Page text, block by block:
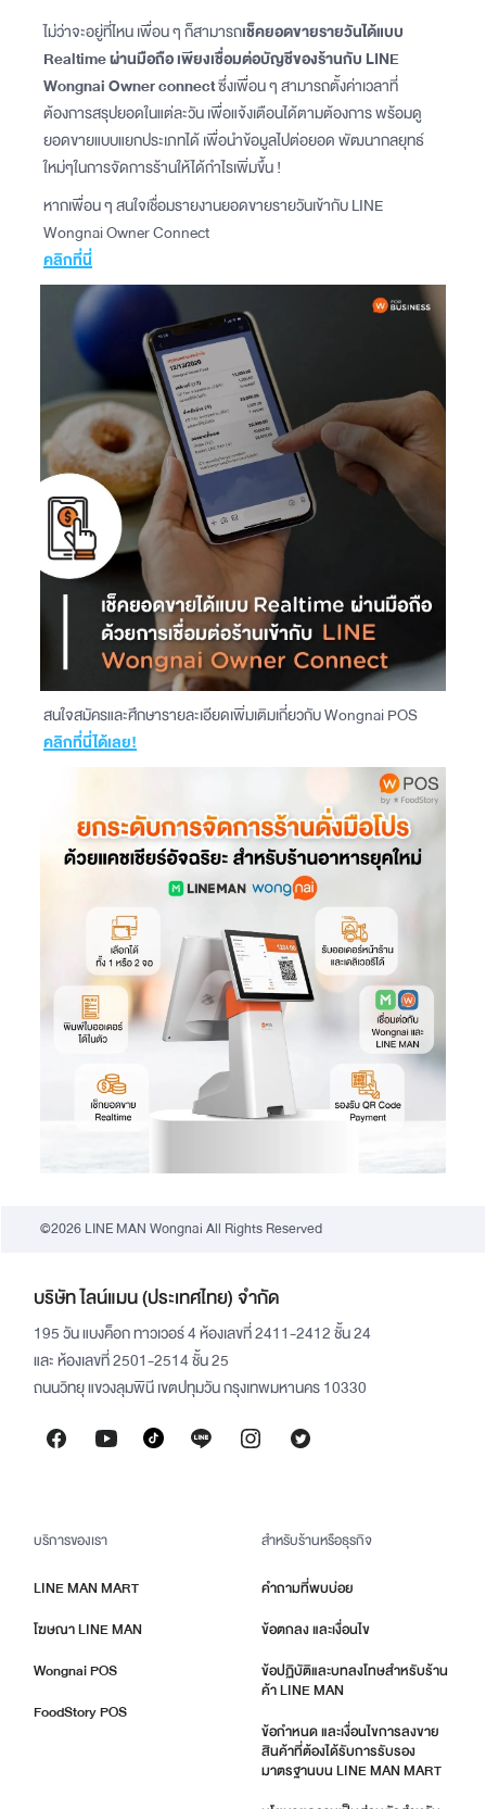
ไม่ว่าจะอยู่ที่ไหน เพื่อน ๆ ก็สามารถเช็คยอดขายรายวันได้แบบ
Realtime ผ่านมือถือ เพียงเชื่อมต่อบัญชีของร้านกับ LINE
Wongnai Owner connectซึ่งเพื่อน ๆ สามารถตั้งค่าเวลาที่
ต้องการสรุปยอดในแต่ละวัน เพื่อแจ้งเตือนได้ตามต้องการ พร้อมดู
ยอดขายแบบแยกประเภทได้ เพื่อนำข้อมูลไปต่อยอด พัฒนากลยุทธ์
ใหม่ๆในการจัดการร้านให้ได้กำไรเพิ่มขึ้น !
หากเพื่อน ๆ สนใจเชื่อมรายงานยอดขายรายวันเข้ากับ LINE
Wongnai Owner Connect
คลิกที่นี่
สนใจสมัครและศึกษารายละเอียดเพิ่มเติมเกี่ยวกับ Wongnai POS
คลิกที่นี่ได้เลย!
©2026 LINE MAN Wongnai All Rights Reserved
บริษัท ไลน์แมน (ประเทศไทย) จำกัด
195 วัน แบงค็อก ทาวเวอร์ 4 ห้องเลขที่ 2411-2412 ชั้น 24
และ ห้องเลขที่ 2501-2514 ชั้น 25
ถนนวิทยุ แขวงลุมพินี เขตปทุมวัน กรุงเทพมหานคร 10330
บริการของเรา
LINE MAN MART
โฆษณา LINE MAN
Wongnai POS
FoodStory POS
สำหรับร้านหรือธุรกิจ
คำถามที่พบบ่อย
ข้อตกลง และเงื่อนไข
ข้อปฏิบัติและบทลงโทษสำหรับร้าน
ค้า LINE MAN
ข้อกำหนด และเงื่อนไขการลงขาย
สินค้าที่ต้องได้รับการรับรอง
มาตรฐานบน LINE MAN MART